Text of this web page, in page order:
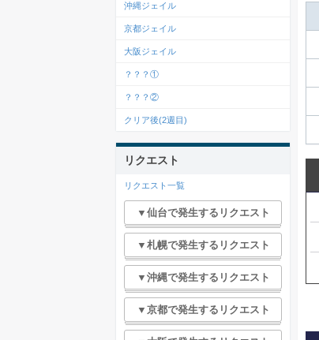
沖縄ジェイル
京都ジェイル
大阪ジェイル
？？？①
？？？②
クリア後(2週目)
リクエスト
リクエスト一覧
▼仙台で発生するリクエスト
▼札幌で発生するリクエスト
▼沖縄で発生するリクエスト
▼京都で発生するリクエスト